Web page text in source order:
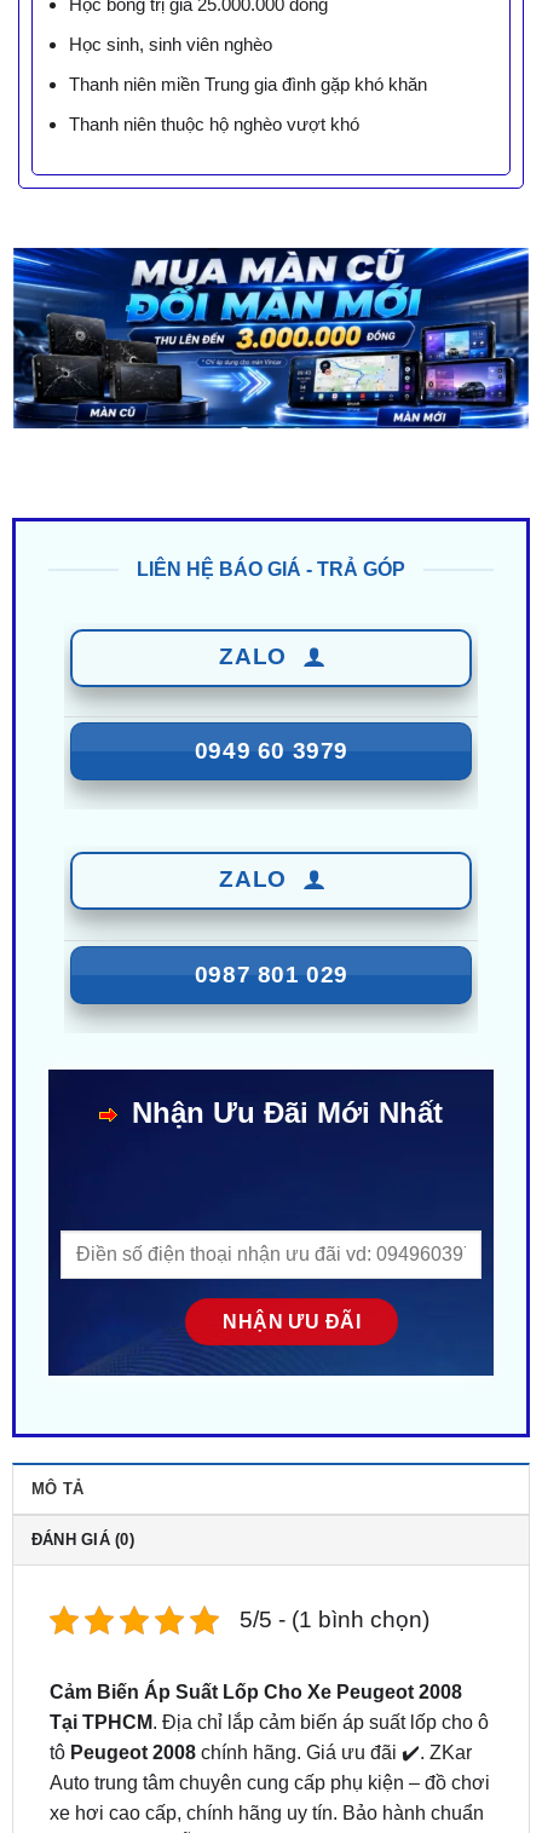
Học sinh, sinh viên nghèo
Thanh niên miền Trung gia đình gặp khó khăn
Thanh niên thuộc hộ nghèo vượt khó
0949 60 3979
0987 801 029
ĐÁNH GIÁ (0)
Cảm Biến Áp Suất Lốp Cho Xe Peugeot 2008
tôPeugeot 2008 chính hãng. Giá ưu đãi ✔️. ZKar
Auto trung tâm chuyên cung cấp phụ kiện – đồ chơi
xe hơi cao cấp, chính hãng uy tín. Bảo hành chuẩn
mực dài hạn. Hỗ trợ khách hàng trọn đời. Liên hệ
ngay0949.60.3979hoặc0987.801.029để được hỗ